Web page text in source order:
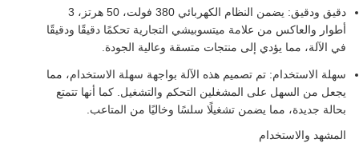
دقيق ودقيق: يضمن النظام الكهربائي 380 فولت، 50 هرتز، 3
أطوار والعاكس من علامة ميتسوبيشي التجارية تحكمًا دقيقًا ودقيقًا
في الآلة، مما يؤدي إلى منتجات متسقة وعالية الجودة.
سهلة الاستخدام: تم تصميم هذه الآلة بواجهة سهلة الاستخدام، مما
يجعل من السهل على المشغلين التحكم والتشغيل. كما أنها تتمتع
بحالة جديدة، مما يضمن تشغيلًا سلسًا وخاليًا من المتاعب.
المشهد والاستخدام